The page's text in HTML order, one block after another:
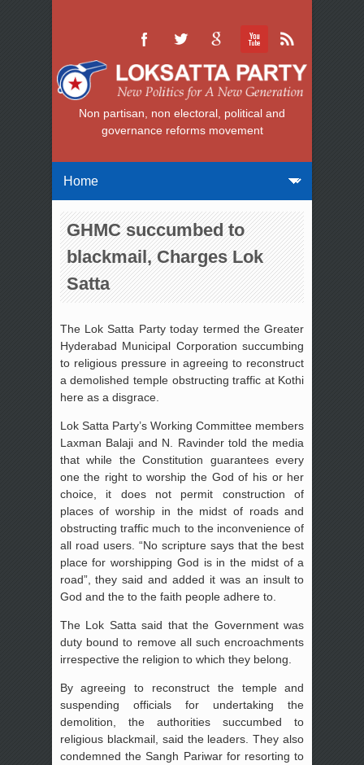
Non partisan, non electoral, political and
governance reforms movement
GHMC succumbed to
blackmail, Charges Lok
Satta
The Lok Satta Party today termed the Greater
Hyderabad Municipal Corporation succumbing
to religious pressure in agreeing to reconstruct
a demolished temple obstructing traffic at Kothi
here as a disgrace.
Lok Satta Party’s Working Committee members
Laxman Balaji and N. Ravinder told the media
that while the Constitution guarantees every
one the right to worship the God of his or her
choice, it does not permit construction of
places of worship in the midst of roads and
obstructing traffic much to the inconvenience of
all road users. “No scripture says that the best
place for worshipping God is in the midst of a
road”, they said and added it was an insult to
God and the to the faith people adhere to.
The Lok Satta said that the Government was
duty bound to remove all such encroachments
irrespective the religion to which they belong.
By agreeing to reconstruct the temple and
suspending officials for undertaking the
demolition, the authorities succumbed to
religious blackmail, said the leaders. They also
condemned the Sangh Pariwar for resorting to